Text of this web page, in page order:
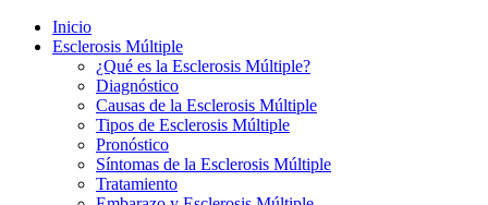
Inicio
Esclerosis Múltiple
¿Qué es la Esclerosis Múltiple?
Diagnóstico
Causas de la Esclerosis Múltiple
Tipos de Esclerosis Múltiple
Pronóstico
Síntomas de la Esclerosis Múltiple
Tratamiento